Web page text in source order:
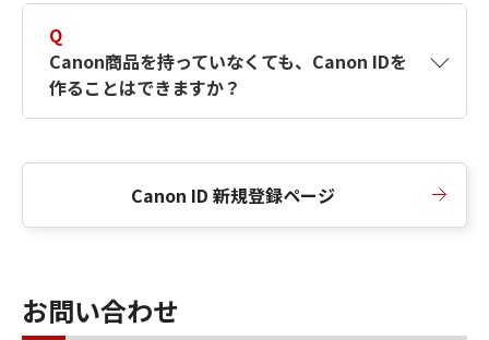
Q
Canon商品を持っていなくても、Canon IDを
作ることはできますか？
Canon ID 新規登録ページ
お問い合わせ